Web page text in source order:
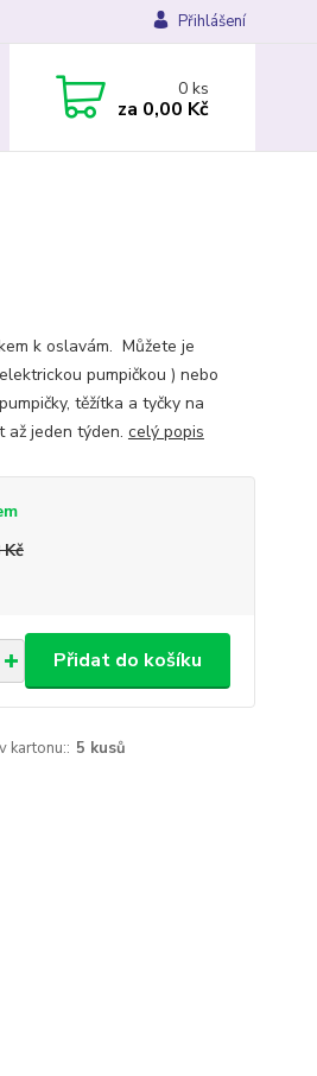
Přihlášení
0ks
za 0,00 Kč
k oslavám. Můžete je
pumpičkou ) nebo
těžítka a tyčky na
až jeden týden. celý popis
Kč
Přidat do košíku
v kartonu:: 5 kusů